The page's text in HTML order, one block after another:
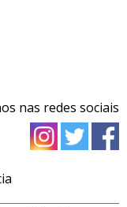
nas redes sociais